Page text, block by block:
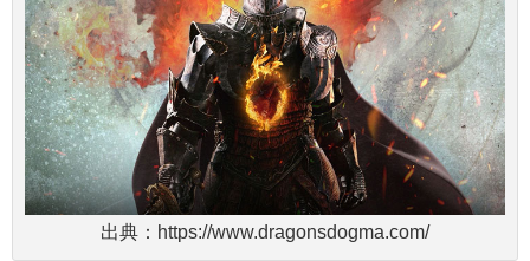
出典：https://www.dragonsdogma.com/